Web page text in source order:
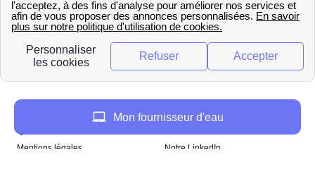
Nos outils
🛁 Simulateur consommation eau
💧 Comparer les fournisseurs
d’eau
Qui sommes-nous ?
Mentions légales
Notre LinkedIn
Mon fournisseur d'eau